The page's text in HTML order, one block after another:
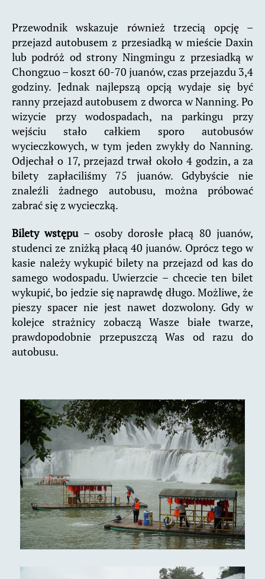
Przewodnik wskazuje również trzecią opcję –
przejazd autobusem z przesiadką w mieście Daxin
lub podróż od strony Ningmingu z przesiadką w
Chongzuo – koszt 60-70 juanów, czas przejazdu 3,4
godziny. Jednak najlepszą opcją wydaje się być
ranny przejazd autobusem z dworca w Nanning. Po
wizycie przy wodospadach, na parkingu przy
wejściu stało całkiem sporo autobusów
wycieczkowych, w tym jeden zwykły do Nanning.
Odjechał o 17, przejazd trwał około 4 godzin, a za
bilety zapłaciliśmy 75 juanów. Gdybyście nie
znaleźli żadnego autobusu, można próbować
zabrać się z wycieczką.
Bilety wstępu– osoby dorosłe płacą 80 juanów,
studenci ze zniżką płacą 40 juanów. Oprócz tego w
kasie należy wykupić bilety na przejazd od kas do
samego wodospadu. Uwierzcie – chcecie ten bilet
wykupić, bo jedzie się naprawdę długo. Możliwe, że
pieszy spacer nie jest nawet dozwolony. Gdy w
kolejce strażnicy zobaczą Wasze białe twarze,
prawdopodobnie przepuszczą Was od razu do
autobusu.